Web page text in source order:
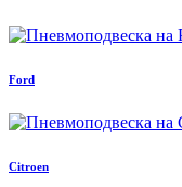
Ford
Citroen